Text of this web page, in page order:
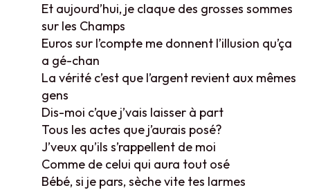
Et aujourd’hui, je claque des grosses sommes
sur les Champs
Euros sur l’compte me donnent l’illusion qu’ça
a gé-chan
La vérité c’est que l’argent revient aux mêmes
gens
Dis-moi c’que j’vais laisser à part
Tous les actes que j’aurais posé?
J’veux qu’ils s’rappellent de moi
Comme de celui qui aura tout osé
Bébé, si je pars, sèche vite tes larmes